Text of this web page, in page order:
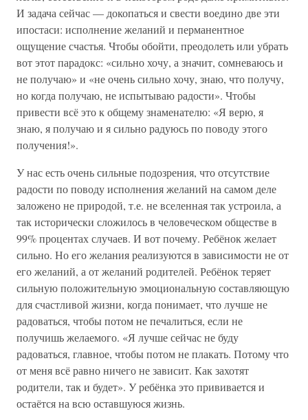
И задача сейчас — докопаться и свести воедино две эти
ипостаси: исполнение желаний и перманентное
ощущение счастья. Чтобы обойти, преодолеть или убрать
вот этот парадокс: «сильно хочу, а значит, сомневаюсь и
не получаю» и «не очень сильно хочу, знаю, что получу,
но когда получаю, не испытываю радости». Чтобы
привести всё это к общему знаменателю: «Я верю, я
знаю, я получаю и я сильно радуюсь по поводу этого
получения!».
У нас есть очень сильные подозрения, что отсутствие
радости по поводу исполнения желаний на самом деле
заложено не природой, т.е. не вселенная так устроила, а
так исторически сложилось в человеческом обществе в
99% процентах случаев. И вот почему. Ребёнок желает
сильно. Но его желания реализуются в зависимости не от
его желаний, а от желаний родителей. Ребёнок теряет
сильную положительную эмоциональную составляющую
для счастливой жизни, когда понимает, что лучше не
радоваться, чтобы потом не печалиться, если не
получишь желаемого. «Я лучше сейчас не буду
радоваться, главное, чтобы потом не плакать. Потому что
от меня всё равно ничего не зависит. Как захотят
родители, так и будет». У ребёнка это прививается и
остаётся на всю оставшуюся жизнь.